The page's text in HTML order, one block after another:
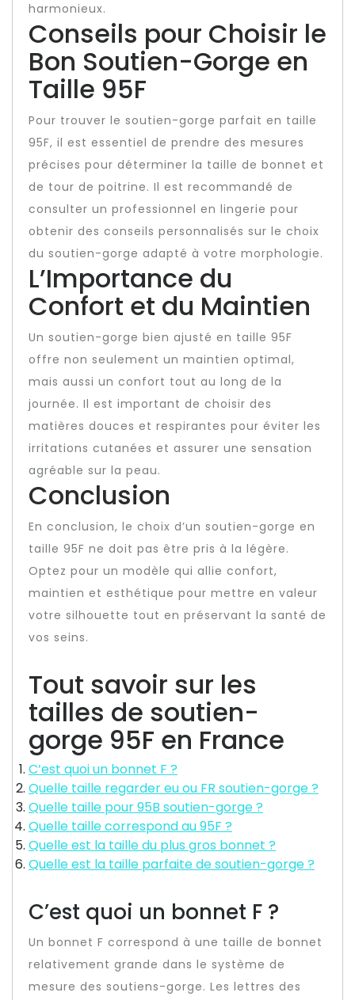
harmonieux.
Conseils pour Choisir le
Bon Soutien-Gorge en
Taille 95F
Pour trouver le soutien-gorge parfait en taille
95F, il est essentiel de prendre des mesures
précises pour déterminer la taille de bonnet et
de tour de poitrine. Il est recommandé de
consulter un professionnel en lingerie pour
obtenir des conseils personnalisés sur le choix
du soutien-gorge adapté à votre morphologie.
L’Importance du
Confort et du Maintien
Un soutien-gorge bien ajusté en taille 95F
offre non seulement un maintien optimal,
mais aussi un confort tout au long de la
journée. Il est important de choisir des
matières douces et respirantes pour éviter les
irritations cutanées et assurer une sensation
agréable sur la peau.
Conclusion
En conclusion, le choix d’un soutien-gorge en
taille 95F ne doit pas être pris à la légère.
Optez pour un modèle qui allie confort,
maintien et esthétique pour mettre en valeur
votre silhouette tout en préservant la santé de
vos seins.
Tout savoir sur les
tailles de soutien-
gorge 95F en France
C’est quoi un bonnet F ?
Quelle taille regarder eu ou FR soutien-gorge ?
Quelle taille pour 95B soutien-gorge ?
Quelle taille correspond au 95F ?
Quelle est la taille du plus gros bonnet ?
Quelle est la taille parfaite de soutien-gorge ?
C’est quoi un bonnet F ?
Un bonnet F correspond à une taille de bonnet
relativement grande dans le système de
mesure des soutiens-gorge. Les lettres des